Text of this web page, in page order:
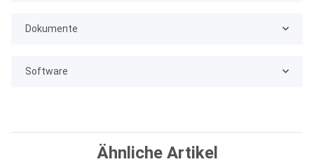
Dokumente
Software
Ähnliche Artikel